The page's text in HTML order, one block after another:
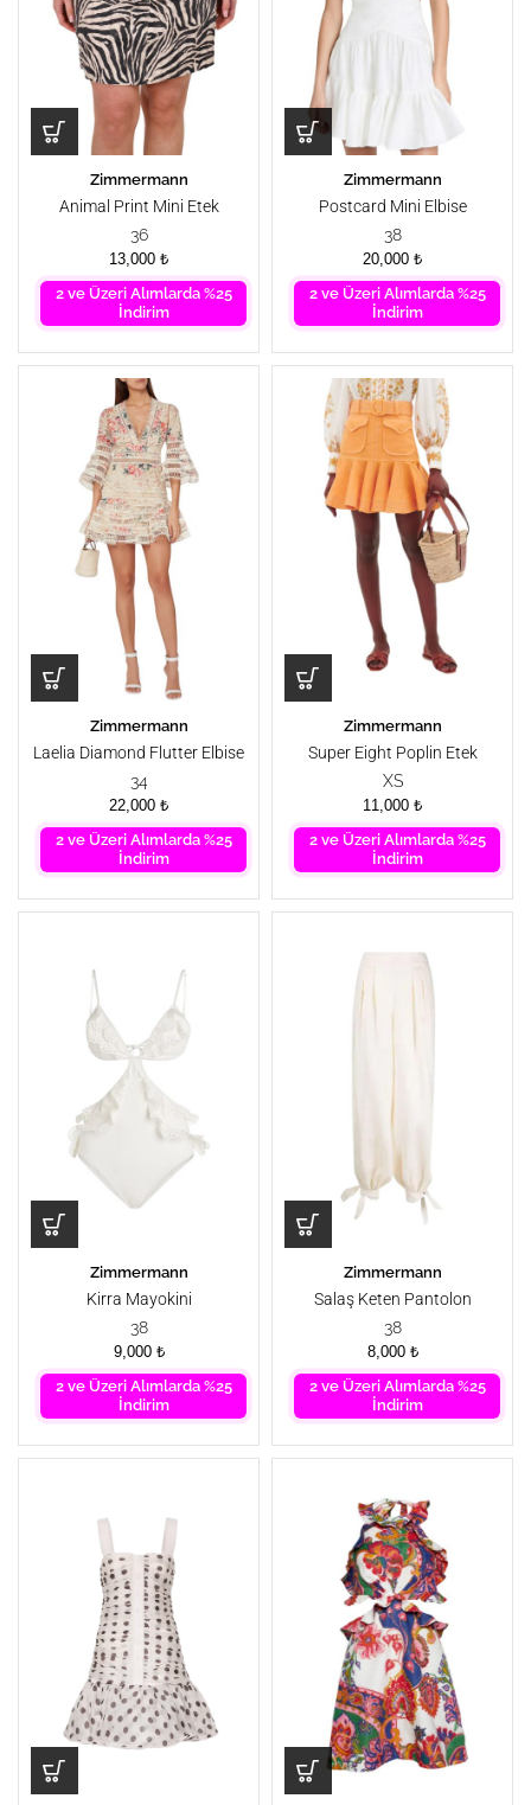
Zimmermann
Animal Print Mini Etek
36
13,000 ₺
2 ve Üzeri Alımlarda %25
İndirim
Zimmermann
Postcard Mini Elbise
38
20,000 ₺
2 ve Üzeri Alımlarda %25
İndirim
Zimmermann
Laelia Diamond Flutter Elbise
34
22,000 ₺
2 ve Üzeri Alımlarda %25
İndirim
Zimmermann
Super Eight Poplin Etek
XS
11,000 ₺
2 ve Üzeri Alımlarda %25
İndirim
Zimmermann
Kirra Mayokini
38
9,000 ₺
2 ve Üzeri Alımlarda %25
İndirim
Zimmermann
Salaş Keten Pantolon
38
8,000 ₺
2 ve Üzeri Alımlarda %25
İndirim